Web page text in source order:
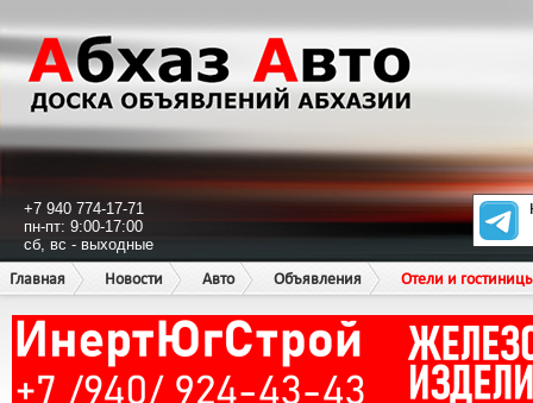
+7 940 774-17-71
пн-пт: 9:00-17:00
сб, вс - выходные
Главная
Новости Авто Объявления Отели и